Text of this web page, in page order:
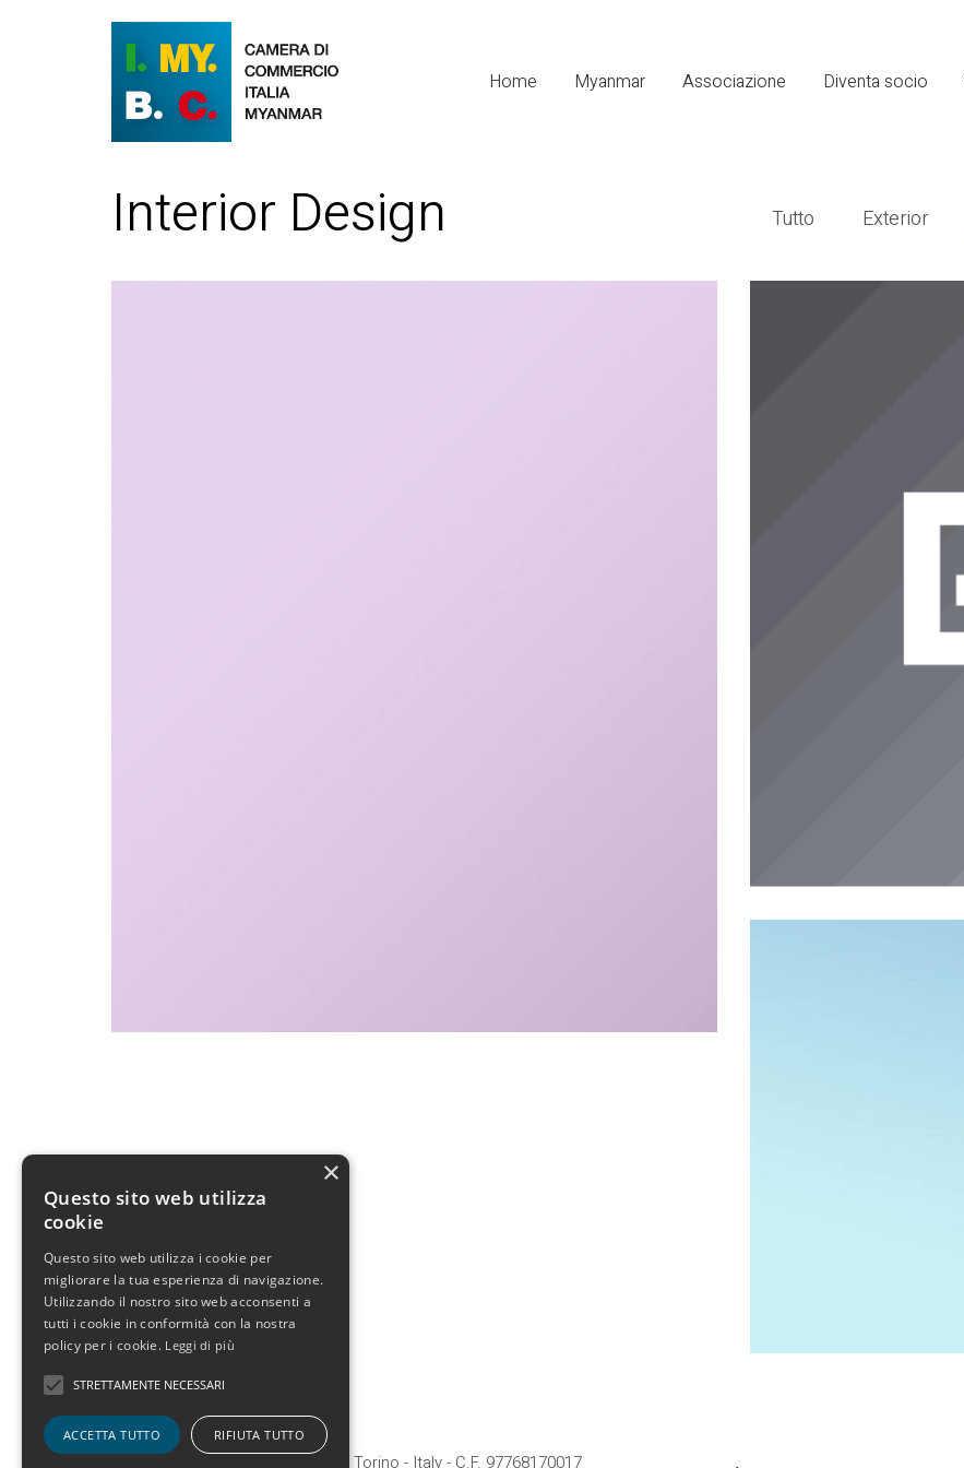
Home Myanmar Associazione Diventa socio
Interior Design Tutto Exterior
Corso Galileo Ferraris, 73 - 10128 Torino - Italy - C.F. 97768170017
×
Questo sito web utilizza
cookie
Questo sito web utilizza i cookie per
migliorare la tua esperienza di navigazione.
Utilizzando il nostro sito web acconsenti a
tutti i cookie in conformità con la nostra
policy per i cookie. Leggi di più
STRETTAMENTE NECESSARI
ACCETTA TUTTO RIFIUTA TUTTO